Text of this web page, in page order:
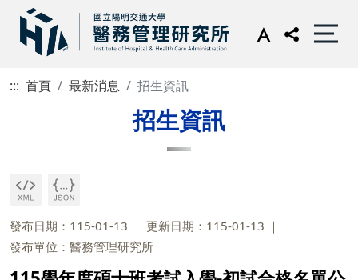
::: 首頁 最新消息 招生資訊
招生資訊
發布日期：115-01-13
更新日期：115-01-13
發布單位：醫務管理研究所